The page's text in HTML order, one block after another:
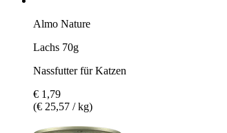
Almo Nature
Lachs 70g
Nassfutter für Katzen
€ 1,79
(€ 25,57 / kg)